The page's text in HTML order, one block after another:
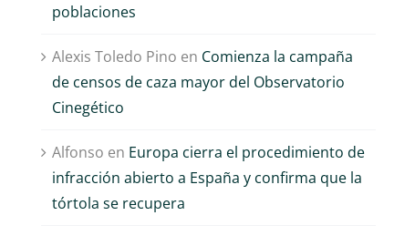
poblaciones
Alexis Toledo Pino en Comienza la campaña
de censos de caza mayor del Observatorio
Cinegético
Alfonso en Europa cierra el procedimiento de
infracción abierto a España y confirma que la
tórtola se recupera